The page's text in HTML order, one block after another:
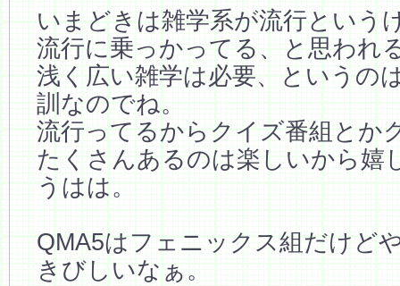
いまどきは雑学系が流行という
流行に乗っかってる、と思われ
浅く広い雑学は必要、というの
訓なのでね。
流行ってるからクイズ番組とか
たくさんあるのは楽しいから嬉
うはは。
QMA5はフェニックス組だけど
きびしいなぁ。